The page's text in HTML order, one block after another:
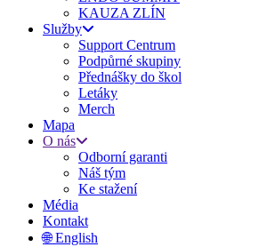
KAUZA ZLÍN
Služby
Support Centrum
Podpůrné skupiny
Přednášky do škol
Letáky
Merch
Mapa
O nás
Odborní garanti
Náš tým
Ke stažení
Média
Kontakt
🌐 English